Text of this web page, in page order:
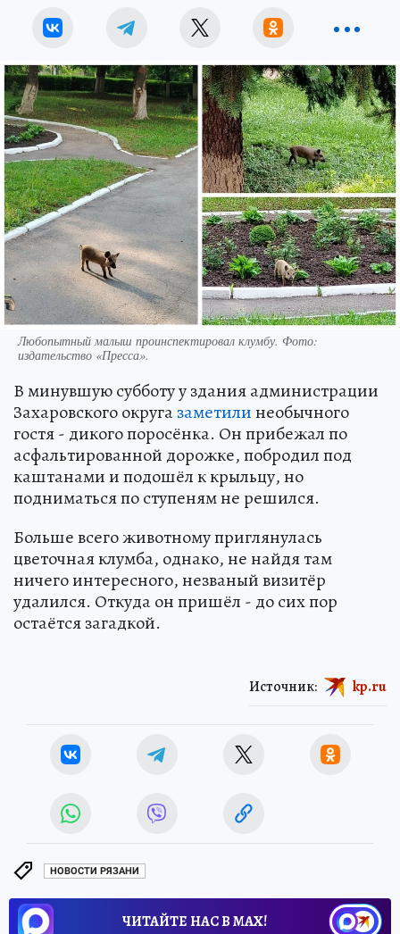
Любопытный малыш проинспектировал клумбу. Фото:
издательство «Пресса».
В минувшую субботу у здания администрации
Захаровского округазаметилинеобычного
гостя - дикого поросёнка. Он прибежал по
асфальтированной дорожке, побродил под
каштанами и подошёл к крыльцу, но
подниматься по ступеням не решился.
Больше всего животному приглянулась
цветочная клумба, однако, не найдя там
ничего интересного, незваный визитёр
удалился. Откуда он пришёл - до сих пор
остаётся загадкой.
Источник: kp.ru
НОВОСТИ РЯЗАНИ
ЧИТАЙТЕ НАС В МАХ!